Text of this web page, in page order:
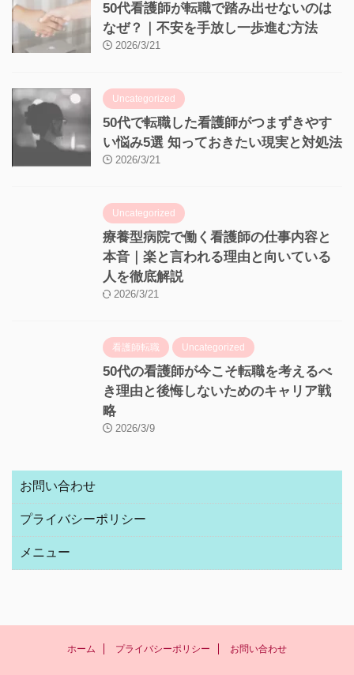
50代看護師が転職で踏み出せないのは
なぜ？｜不安を手放し一歩進む方法
2026/3/21
Uncategorized
50代で転職した看護師がつまずきやす
い悩み5選 知っておきたい現実と対処法
2026/3/21
Uncategorized
療養型病院で働く看護師の仕事内容と
本音｜楽と言われる理由と向いている
人を徹底解説
2026/3/21
看護師転職 Uncategorized
50代の看護師が今こそ転職を考えるべ
き理由と後悔しないためのキャリア戦
略
2026/3/9
お問い合わせ
プライバシーポリシー
メニュー
ホーム プライバシーポリシー お問い合わせ